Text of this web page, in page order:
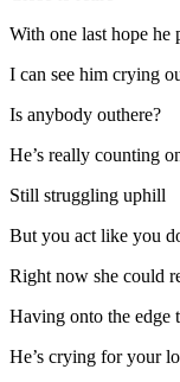
With one last hope he
I can see him crying
Is anybody outhere?
He’s really counting
Still struggling uphill
But you act like you
Right now she could
Having onto the edge
He’s crying for your